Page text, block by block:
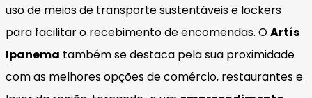
uso de meios de transporte sustentáveis e lockers
para facilitar o recebimento de encomendas. OArtís
Ipanema também se destaca pela sua proximidade
com as melhores opções de comércio, restaurantes e